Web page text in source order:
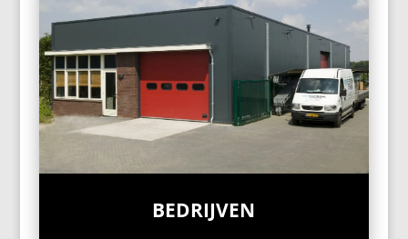
BEDRIJVEN